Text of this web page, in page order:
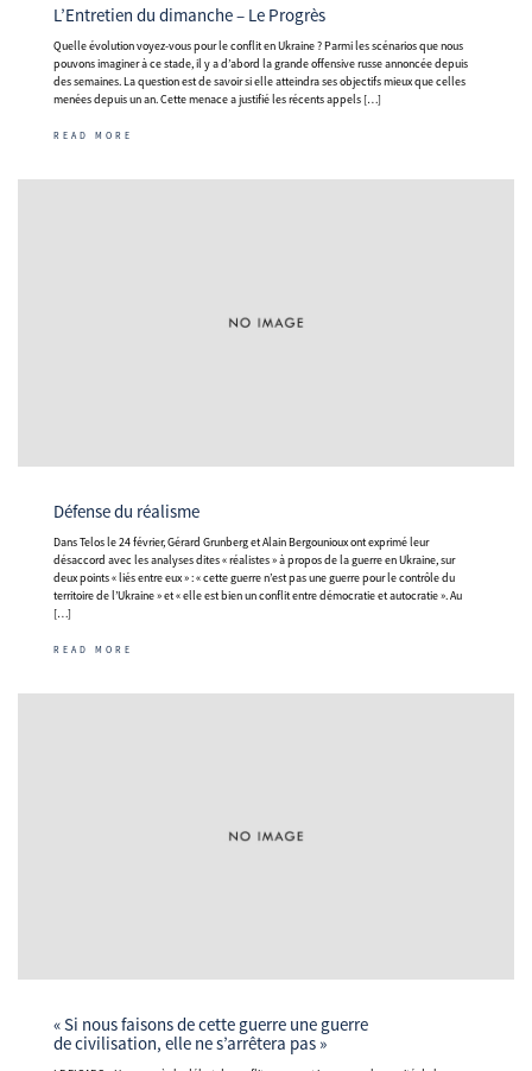
L’Entretien du dimanche – Le Progrès
Quelle évolution voyez-vous pour le conflit en Ukraine ? Parmi les scénarios que nous
pouvons imaginer à ce stade, il y a d’abord la grande offensive russe annoncée depuis
des semaines. La question est de savoir si elle atteindra ses objectifs mieux que celles
menées depuis un an. Cette menace a justifié les récents appels […]
READ MORE
Défense du réalisme
Dans Telos le 24 février, Gérard Grunberg et Alain Bergounioux ont exprimé leur
désaccord avec les analyses dites « réalistes » à propos de la guerre en Ukraine, sur
deux points « liés entre eux » : « cette guerre n’est pas une guerre pour le contrôle du
territoire de l’Ukraine » et « elle est bien un conflit entre démocratie et autocratie ». Au
[…]
READ MORE
« Si nous faisons de cette guerre une guerre
de civilisation, elle ne s’arrêtera pas »